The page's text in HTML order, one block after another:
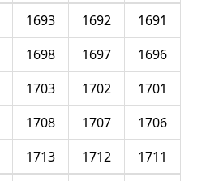
1691
1692
1693
1696
1697
1698
1701
1702
1703
1706
1707
1708
1711
1712
1713